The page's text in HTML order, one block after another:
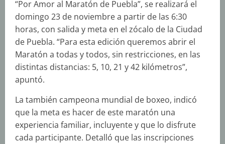
“Por Amor al Maratón de Puebla”, se realizará el
domingo 23 de noviembre a partir de las 6:30
horas, con salida y meta en el zócalo de la Ciudad
de Puebla. “Para esta edición queremos abrir el
Maratón a todas y todos, sin restricciones, en las
distintas distancias: 5, 10, 21 y 42 kilómetros”,
apuntó.
La también campeona mundial de boxeo, indicó
que la meta es hacer de este maratón una
experiencia familiar, incluyente y que lo disfrute
cada participante. Detalló que las inscripciones